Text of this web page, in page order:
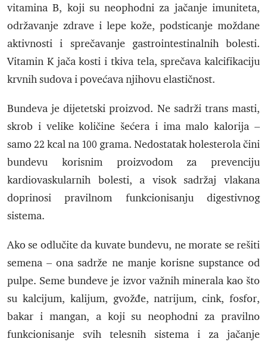
vitamina B, koji su neophodni za jačanje imuniteta,
održavanje zdrave i lepe kože, podsticanje moždane
aktivnosti i sprečavanje gastrointestinalnih bolesti.
Vitamin K jača kosti i tkiva tela, sprečava kalcifikaciju
krvnih sudova i povećava njihovu elastičnost.
Bundeva je dijetetski proizvod. Ne sadrži trans masti,
skrob i velike količine šećera i ima malo kalorija –
samo 22 kcal na 100 grama. Nedostatak holesterola čini
bundevu korisnim proizvodom za prevenciju
kardiovaskularnih bolesti, a visok sadržaj vlakana
doprinosi pravilnom funkcionisanju digestivnog
sistema.
Ako se odlučite da kuvate bundevu, ne morate se rešiti
semena – ona sadrže ne manje korisne supstance od
pulpe. Seme bundeve je izvor važnih minerala kao što
su kalcijum, kalijum, gvožđe, natrijum, cink, fosfor,
bakar i mangan, a koji su neophodni za pravilno
funkcionisanje svih telesnih sistema i za jačanje